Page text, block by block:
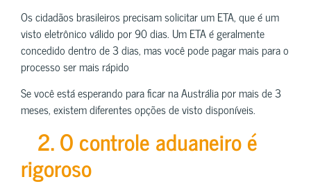
Os cidadãos brasileiros precisam solicitar um ETA, que é um
visto eletrônico válido por 90 dias. Um ETA é geralmente
concedido dentro de 3 dias, mas você pode pagar mais para o
processo ser mais rápido
Se você está esperando para ficar na Austrália por mais de 3
meses, existem diferentes opções de visto disponíveis.
2. O controle aduaneiro é
rigoroso